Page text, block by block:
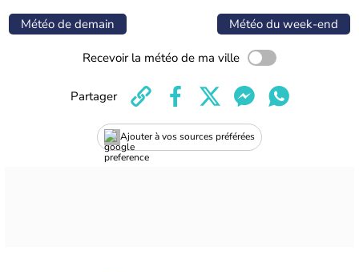
Météo de demain Météo du week-end
Recevoir la météo de ma ville
Ajouter à vos sources préférées
Partager